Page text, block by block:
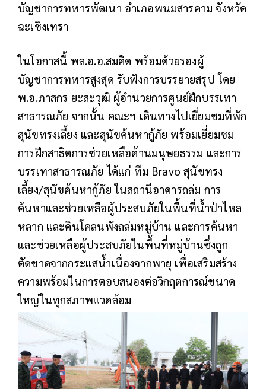
บัญชาการทหารพัฒนา อำเภอพนมสารคาม จังหวัด
ฉะเชิงเทรา
ในโอกาสนี้ พล.อ.อ.สมคิด พร้อมด้วยรองผู้
บัญชาการทหารสูงสุด รับฟังการบรรยายสรุป โดย
พ.อ.ภาสกร ยะสะวุฒิ ผู้อำนวยการศูนย์ฝึกบรรเทา
สาธารณภัย จากนั้น คณะฯ เดินทางไปเยี่ยมชมที่พัก
สุนัขทรงเลี้ยง และสุนัขค้นหากู้ภัย พร้อมเยี่ยมชม
การฝึกสาธิตการช่วยเหลือด้านมนุษยธรรม และการ
บรรเทาสาธารณภัย ได้แก่ ทีม Bravo สุนัขทรง
เลี้ยง/สุนัขค้นหากู้ภัย ในสถานีอาคารถล่ม การ
ค้นหาและช่วยเหลือผู้ประสบภัยในพื้นที่น้ำป่าไหล
หลาก และดินโคลนพังถล่มหมู่บ้าน และการค้นหา
และช่วยเหลือผู้ประสบภัยในพื้นที่หมู่บ้านซึ่งถูก
ตัดขาดจากกระแสน้ำเนื่องจากพายุ เพื่อเสริมสร้าง
ความพร้อมในการตอบสนองต่อวิกฤตการณ์ขนาด
ใหญ่ในทุกสภาพแวดล้อม